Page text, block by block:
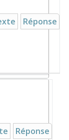
Réponse
Réponse